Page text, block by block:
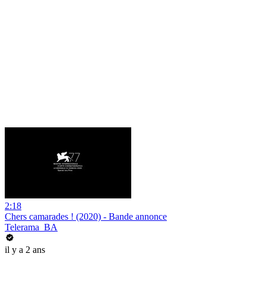
2:18
Chers camarades ! (2020) - Bande annonce
Telerama_BA
il y a 2 ans